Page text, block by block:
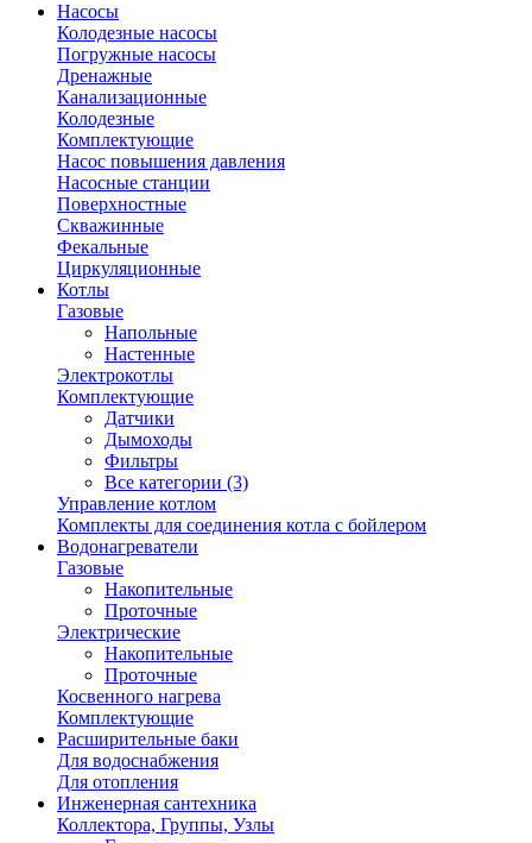
Насосы
Колодезные насосы
Погружные насосы
Дренажные
Канализационные
Колодезные
Комплектующие
Насос повышения давления
Насосные станции
Поверхностные
Скважинные
Фекальные
Циркуляционные
Котлы
Газовые
Напольные
Настенные
Электрокотлы
Комплектующие
Датчики
Дымоходы
Фильтры
Все категории (3)
Управление котлом
Комплекты для соединения котла с бойлером
Водонагреватели
Газовые
Накопительные
Проточные
Электрические
Накопительные
Проточные
Косвенного нагрева
Комплектующие
Расширительные баки
Для водоснабжения
Для отопления
Инженерная сантехника
Коллектора, Группы, Узлы